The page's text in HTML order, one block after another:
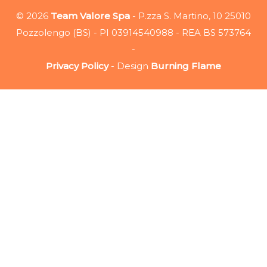
© 2026 Team Valore Spa - P.zza S. Martino, 10 25010
Pozzolengo (BS) - PI 03914540988 - REA BS 573764
-
Privacy Policy- Design Burning Flame